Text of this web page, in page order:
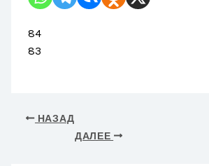
84
83
НАЗАД
ДАЛЕЕ